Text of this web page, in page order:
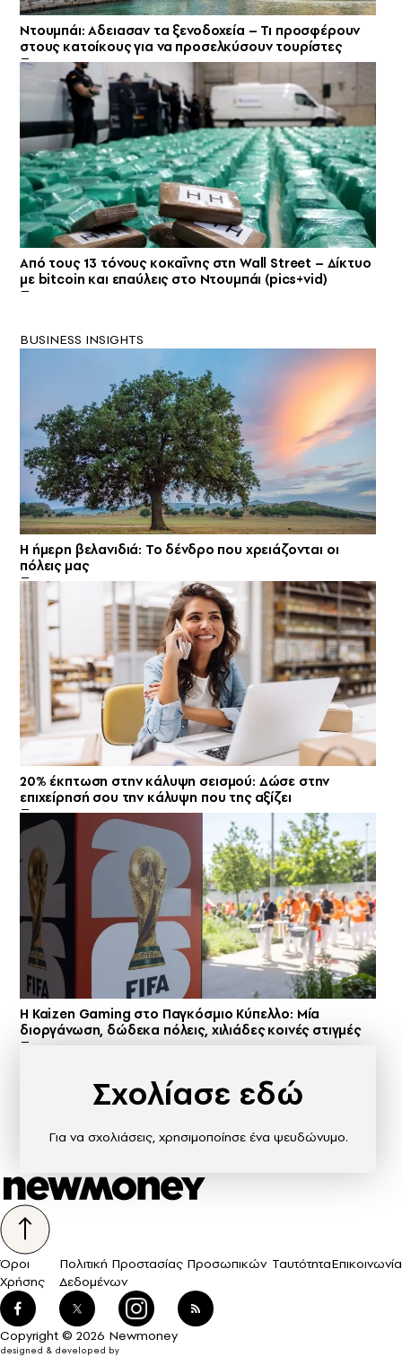
Ντουμπάι: Αδειασαν τα ξενοδοχεία – Τι προσφέρουν
στους κατοίκους για να προσελκύσουν τουρίστες
Από τους 13 τόνους κοκαΐνης στη Wall Street – Δίκτυο
με bitcoin και επαύλεις στο Ντουμπάι (pics+vid)
BUSINESS INSIGHTS
Η ήμερη βελανιδιά: Το δένδρο που χρειάζονται οι
πόλεις μας
20% έκπτωση στην κάλυψη σεισμού: Δώσε στην
επιχείρησή σου την κάλυψη που της αξίζει
H Kaizen Gaming στο Παγκόσμιο Kύπελλο: Μία
διοργάνωση, δώδεκα πόλεις, χιλιάδες κοινές στιγμές
Σχολίασε εδώ
Για να σχολιάσεις, χρησιμοποίησε ένα ψευδώνυμο.
Όροι
Χρήσης
Πολιτική Προστασίας Προσωπικών
Δεδομένων
ΤαυτότηταΕπικοινωνία
Copyright © 2026 Newmoney
designed & developed by